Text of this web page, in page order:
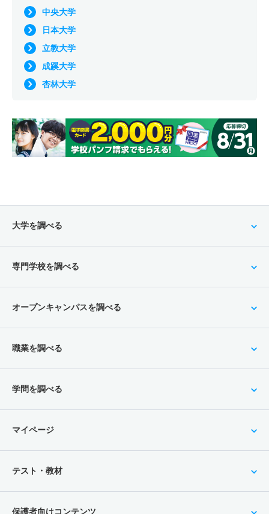
中央大学
日本大学
立教大学
成蹊大学
杏林大学
大学を調べる
専門学校を調べる
オープンキャンパスを調べる
職業を調べる
学問を調べる
マイページ
テスト・教材
保護者向けコンテンツ